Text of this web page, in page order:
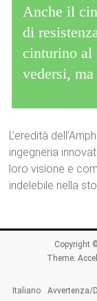
Anche il
di
cinturino al
vedersi,
L’eredità
ingegneria
loro visione e
indelebile nella
Copyright
Theme:
Italiano
Avvertenza/